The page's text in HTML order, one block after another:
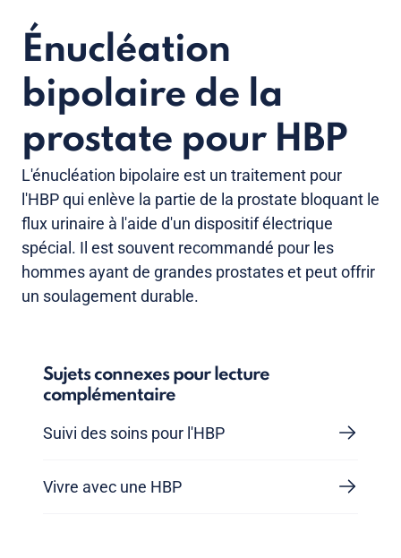
Énucléation
bipolaire de la
prostate pour HBP
L'énucléation bipolaire est un traitement pour
l'HBP qui enlève la partie de la prostate bloquant le
flux urinaire à l'aide d'un dispositif électrique
spécial. Il est souvent recommandé pour les
hommes ayant de grandes prostates et peut offrir
un soulagement durable.
Sujets connexes pour lecture
complémentaire
Suivi des soins pour l'HBP
Vivre avec une HBP